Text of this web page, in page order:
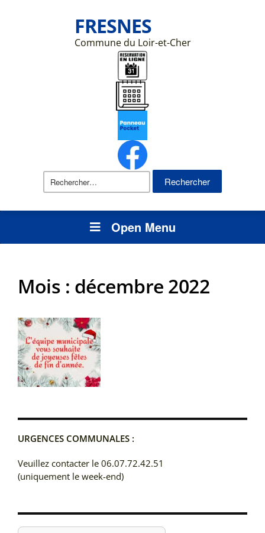
FRESNES
Commune du Loir-et-Cher
Rechercher :
Open Menu
Mois : décembre 2022
URGENCES COMMUNALES :
Veuillez contacter le 06.07.72.42.51
(uniquement le week-end)